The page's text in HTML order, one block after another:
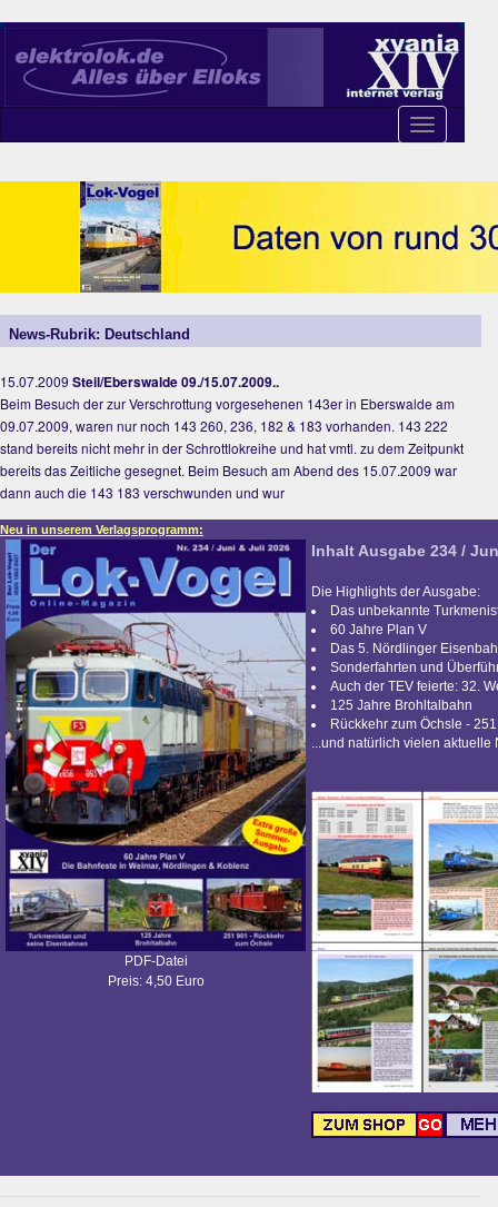
Toggle
navigation
News-Rubrik: Deutschland
15.07.2009 Steil/Eberswalde 09./15.07.2009..
Beim Besuch der zur Verschrottung vorgesehenen 143er in Eberswalde am
09.07.2009, waren nur noch 143 260, 236, 182 & 183 vorhanden. 143 222
stand bereits nicht mehr in der Schrottlokreihe und hat vmtl. zu dem Zeitpunkt
bereits das Zeitliche gesegnet. Beim Besuch am Abend des 15.07.2009 war
dann auch die 143 183 verschwunden und wur
Neu in unserem Verlagsprogramm:
PDF-Datei
Preis: 4,50 Euro
Inhalt Ausgabe 234 /
Die Highlights der Ausgabe:
Das unbekannte
60 Jahre Plan V
Das 5. Nördlinger
Sonderfahrten und
Auch der TEV feierte: 32.
125 Jahre Brohltalbahn
Rückkehr zum Öchsle -
...und natürlich vielen aktuelle